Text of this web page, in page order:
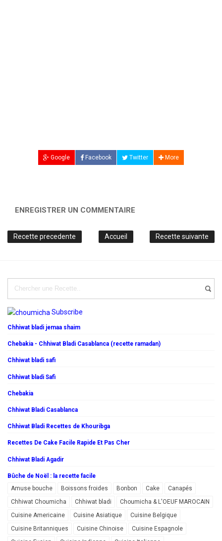
Google Facebook Twitter More
ENREGISTRER UN COMMENTAIRE
Recette precedente Recette suivante
Accueil
Subscribe
Chhiwat bladi jemaa shaim
Chebakia - Chhiwat Bladi Casablanca (recette ramadan)
Chhiwat bladi safi
Chhiwat bladi Safi
Chebakia
Chhiwat Bladi Casablanca
Chhiwat Bladi Recettes de Khouribga
Recettes De Cake Facile Rapide Et Pas Cher
Chhiwat Bladi Agadir
Bûche de Noël : la recette facile
Amuse bouche
Boissons froides Bonbon Cake
Canapés
Chhiwat Choumicha
Chhiwat bladi
Choumicha & L'OEUF MAROCAIN
Cuisine Americaine
Cuisine Asiatique
Cuisine Belgique
Cuisine Britanniques
Cuisine Chinoise
Cuisine Espagnole